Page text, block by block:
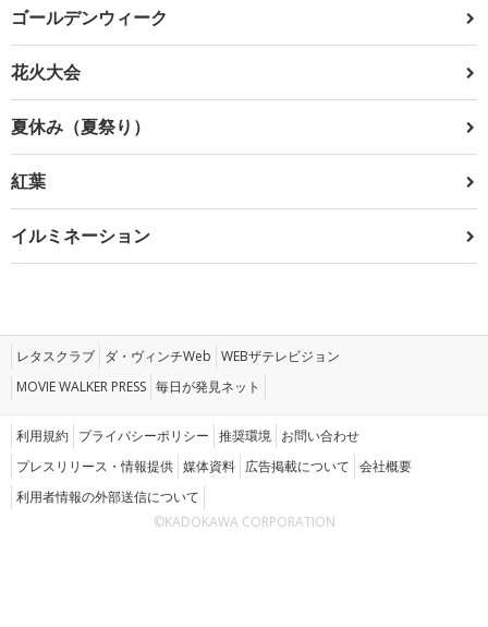
ゴールデンウィーク
花火大会
夏休み（夏祭り）
紅葉
イルミネーション
レタスクラブ ダ・ヴィンチWeb WEBザテレビジョン
MOVIE WALKER PRESS 毎日が発見ネット
利用規約 プライバシーポリシー 推奨環境 お問い合わせ
プレスリリース・情報提供 媒体資料 広告掲載について 会社概要
利用者情報の外部送信について
©KADOKAWA CORPORATION